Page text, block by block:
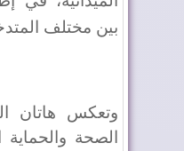
بين مختلف
وتعكس هاتان
الصحة والحماية